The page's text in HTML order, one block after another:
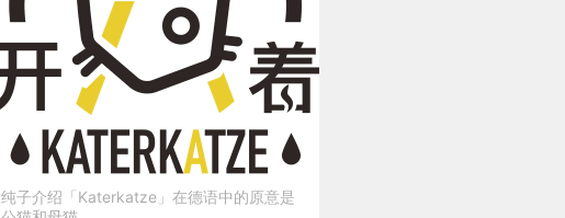
纯子介绍「Katerkatze」在德语中的原意是